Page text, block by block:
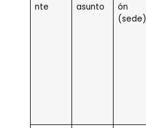
nte
asunto
ón
(sede)